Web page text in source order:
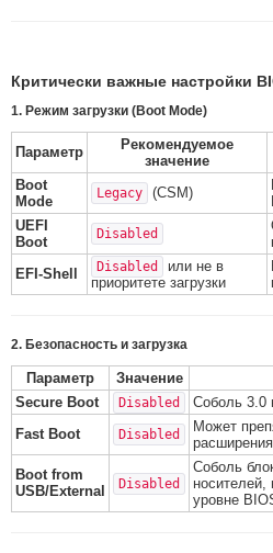
Критически важные настройки
1. Режим загрузки (Boot Mode)
Параметр
Рекомендуемое
значение
Boot
Mode
Legacy (CSM)
UEFI
Boot
Disabled
EFI-Shell
Disabled
или не в
приоритете загрузки
2. Безопасность и загрузка
Параметр Значение
Secure Boot
Disabled
Соболь 3.0
Fast Boot
Disabled
Может
Boot from
USB/External
Disabled
Соболь
уровне